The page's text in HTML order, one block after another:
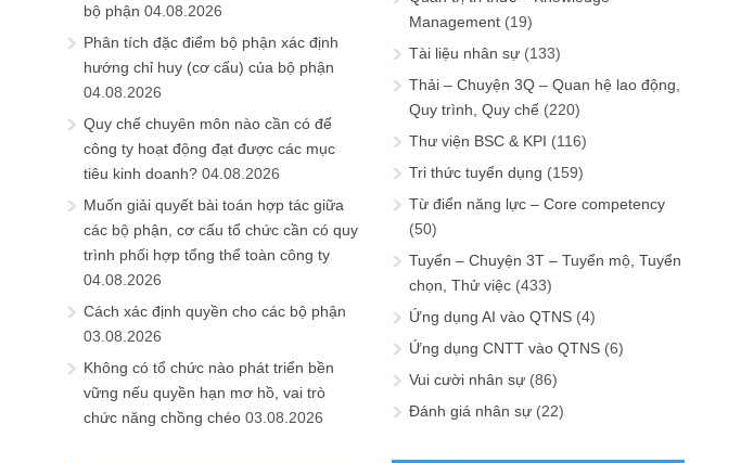
bộ phận 04.08.2026
Phân tích đặc điểm bộ phận xác định
hướng chỉ huy (cơ cấu) của bộ phận
04.08.2026
Quy chế chuyên môn nào cần có để
công ty hoạt động đạt được các mục
tiêu kinh doanh? 04.08.2026
Muốn giải quyết bài toán hợp tác giữa
các bộ phận, cơ cấu tổ chức cần có quy
trình phối hợp tổng thể toàn công ty
04.08.2026
Cách xác định quyền cho các bộ phận
03.08.2026
Không có tổ chức nào phát triển bền
vững nếu quyền hạn mơ hồ, vai trò
chức năng chồng chéo 03.08.2026
Management (19)
Tài liệu nhân sự (133)
Thải – Chuyện 3Q – Quan hệ lao động,
Quy trình, Quy chế (220)
Thư viện BSC & KPI (116)
Tri thức tuyển dụng (159)
Từ điển năng lực – Core competency
(50)
Tuyển – Chuyện 3T – Tuyển mộ, Tuyển
chọn, Thử việc (433)
Ứng dụng AI vào QTNS (4)
Ứng dụng CNTT vào QTNS (6)
Vui cười nhân sự (86)
Đánh giá nhân sự (22)